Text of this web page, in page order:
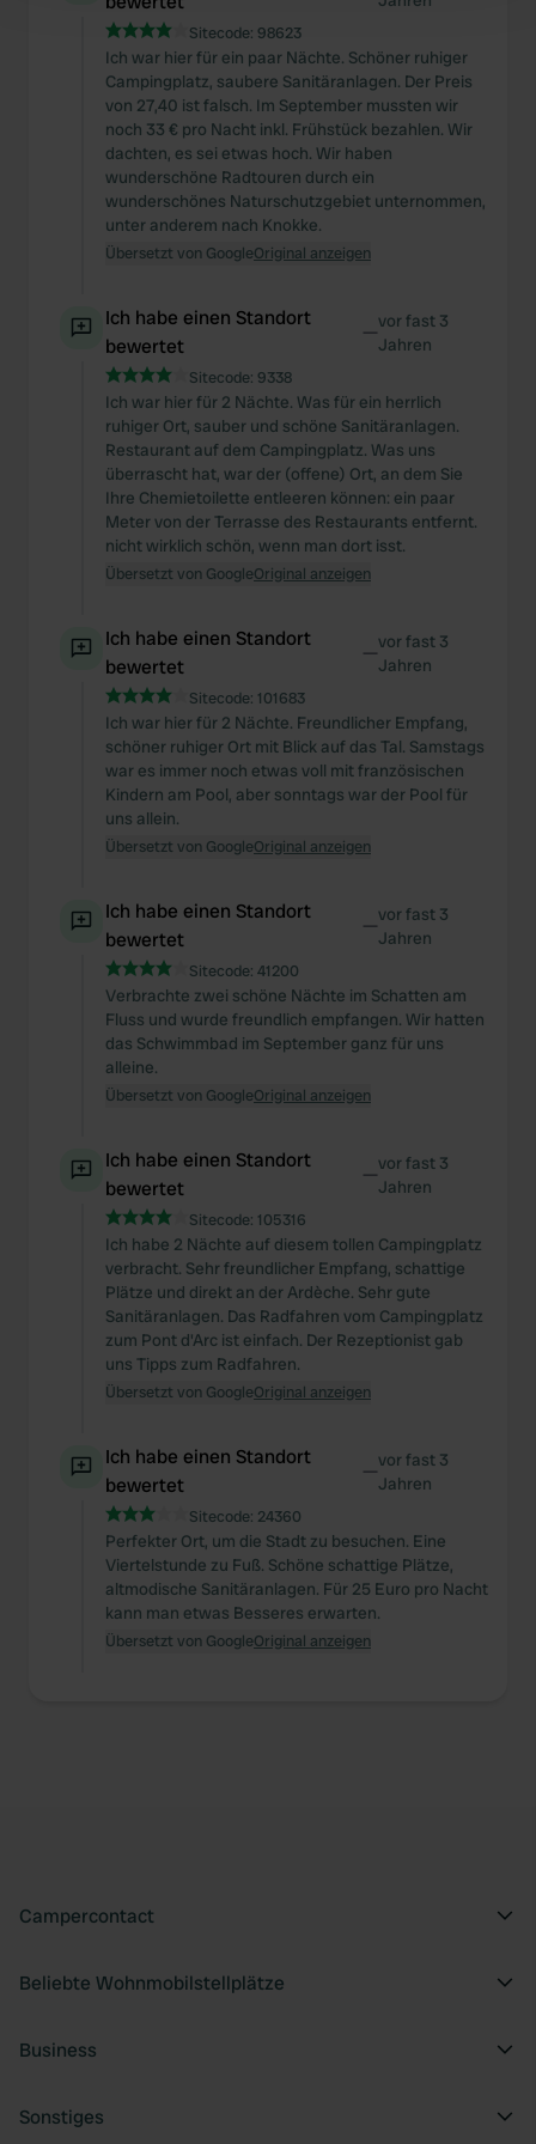
and set your preferences in the
We use cookies to personalise content and ads, to
provide social media features and to analyse our traffic.
We also share information about your use of our site with
our social media, advertising and analytics partners who
may combine it with other information that you’ve
provided to them or that they’ve collected from your use
of their services.
Sitecode: 98623
Ich war hier für ein paar Nächte. Schöner ruhiger
Campingplatz, saubere Sanitäranlagen. Der Preis
von 27,40 ist falsch. Im September mussten wir
noch 33 € pro Nacht inkl. Frühstück bezahlen. Wir
dachten, es sei etwas hoch. Wir haben
wunderschöne Radtouren durch ein
wunderschönes Naturschutzgebiet unternommen,
unter anderem nach Knokke.
Übersetzt von GoogleOriginal anzeigen
Ich habe einen Standort
bewertet
—vor fast 3
Jahren
Sitecode: 9338
Ich war hier für 2 Nächte. Was für ein herrlich
ruhiger Ort, sauber und schöne Sanitäranlagen.
Restaurant auf dem Campingplatz. Was uns
überrascht hat, war der (offene) Ort, an dem Sie
Ihre Chemietoilette entleeren können: ein paar
Meter von der Terrasse des Restaurants entfernt.
nicht wirklich schön, wenn man dort isst.
Übersetzt von GoogleOriginal anzeigen
Ich habe einen Standort
bewertet
—vor fast 3
Jahren
Sitecode: 101683
Ich war hier für 2 Nächte. Freundlicher Empfang,
schöner ruhiger Ort mit Blick auf das Tal. Samstags
war es immer noch etwas voll mit französischen
Kindern am Pool, aber sonntags war der Pool für
uns allein.
Übersetzt von GoogleOriginal anzeigen
Ich habe einen Standort
bewertet
—vor fast 3
Jahren
Sitecode: 41200
Verbrachte zwei schöne Nächte im Schatten am
Fluss und wurde freundlich empfangen. Wir hatten
das Schwimmbad im September ganz für uns
alleine.
Übersetzt von GoogleOriginal anzeigen
Ich habe einen Standort
bewertet
—vor fast 3
Jahren
Sitecode: 105316
Ich habe 2 Nächte auf diesem tollen Campingplatz
verbracht. Sehr freundlicher Empfang, schattige
Plätze und direkt an der Ardèche. Sehr gute
Sanitäranlagen. Das Radfahren vom Campingplatz
zum Pont d'Arc ist einfach. Der Rezeptionist gab
uns Tipps zum Radfahren.
Übersetzt von GoogleOriginal anzeigen
Ich habe einen Standort
bewertet
—vor fast 3
Jahren
Sitecode: 24360
Perfekter Ort, um die Stadt zu besuchen. Eine
Viertelstunde zu Fuß. Schöne schattige Plätze,
altmodische Sanitäranlagen. Für 25 Euro pro Nacht
kann man etwas Besseres erwarten.
Übersetzt von GoogleOriginal anzeigen
Campercontact
Beliebte Wohnmobilstellplätze
Business
Sonstiges